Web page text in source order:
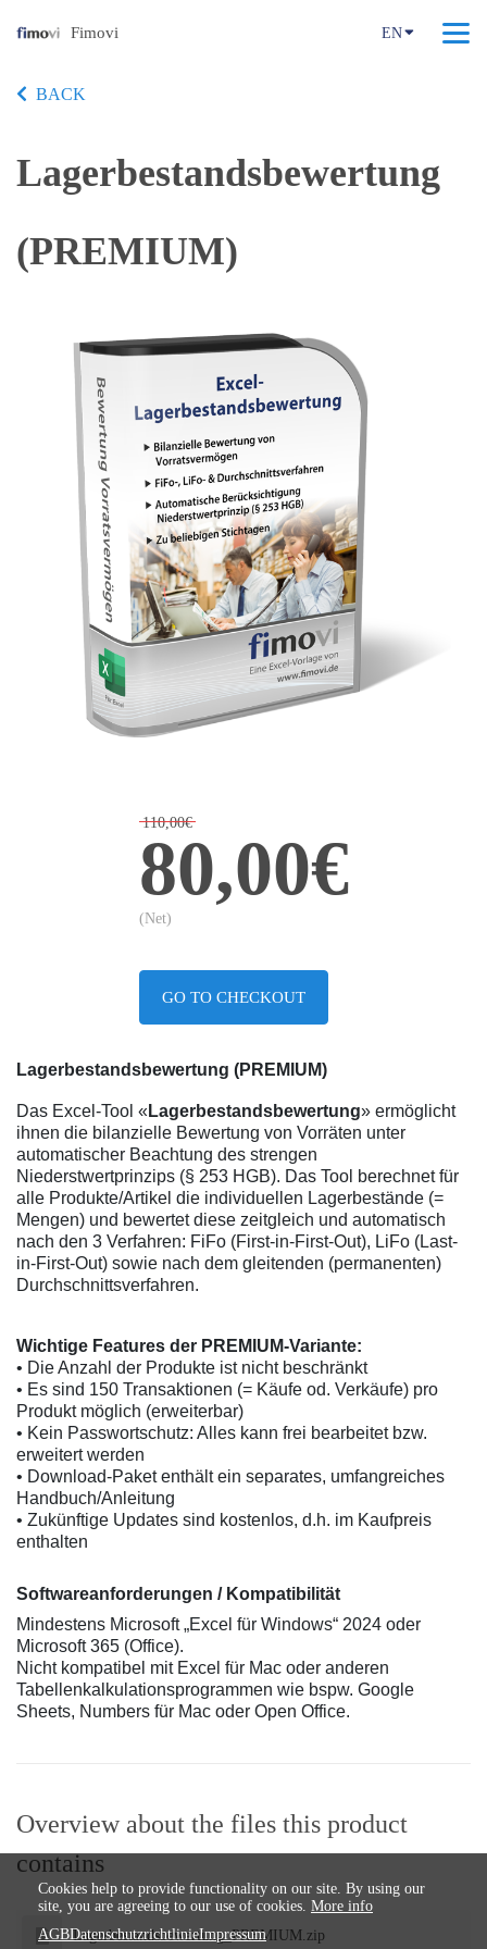
Fimovi EN
BACK
Lagerbestandsbewertung
(PREMIUM)
110,00€
80,00€
(Net)
GO TO CHECKOUT
Lagerbestandsbewertung (PREMIUM)
Das Excel-Tool « Lagerbestandsbewertung» ermöglicht
ihnen die bilanzielle Bewertung von Vorräten unter
automatischer Beachtung des strengen
Niederstwertprinzips (§ 253 HGB). Das Tool berechnet für
alle Produkte/Artikel die individuellen Lagerbestände (=
Mengen) und bewertet diese zeitgleich und automatisch
nach den 3 Verfahren: FiFo (First-in-First-Out), LiFo (Last-
in-First-Out) sowie nach dem gleitenden (permanenten)
Durchschnittsverfahren.
Wichtige Features der PREMIUM-Variante:
• Die Anzahl der Produkte ist nicht beschränkt
• Es sind 150 Transaktionen (= Käufe od. Verkäufe) pro
Produkt möglich (erweiterbar)
• Kein Passwortschutz: Alles kann frei bearbeitet bzw.
erweitert werden
• Download-Paket enthält ein separates, umfangreiches
Handbuch/Anleitung
• Zukünftige Updates sind kostenlos, d.h. im Kaufpreis
enthalten
Softwareanforderungen / Kompatibilität
Mindestens Microsoft „Excel für Windows“ 2024 oder
Microsoft 365 (Office).
Nicht kompatibel mit Excel für Mac oder anderen
Tabellenkalkulationsprogrammen wie bspw. Google
Sheets, Numbers für Mac oder Open Office.
Overview about the files this product
contains
Lagerbestandsbewertung_PREMIUM.zip
Cookies help to provide functionality on our site. By using our
site, you are agreeing to our use of cookies. More info
AGBDatenschutzrichtlinieImpressum